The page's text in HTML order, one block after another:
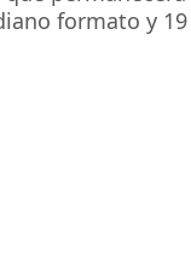
formato y